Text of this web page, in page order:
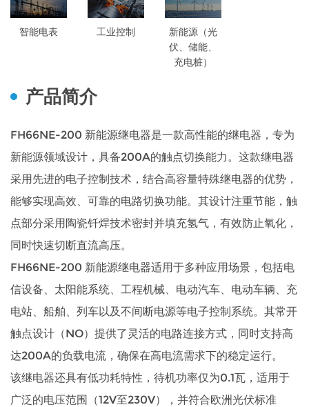
智能电表 工业控制
新能源（光
伏、储能、
充电桩）
产品简介
FH66NE-200 新能源继电器是一款高性能的继电器，专为
新能源领域设计，具备200A的触点切换能力。这款继电器
采用先进的电子控制技术，结合高容量特殊继电器的优势，
能够实现高效、可靠的电路切换功能。其设计注重节能，触
点部分采用陶瓷钎焊技术密封并填充氢气，有效防止氧化，
同时快速切断直流高压。
FH66NE-200 新能源继电器适用于多种应用场景，包括电
信设备、太阳能系统、工程机械、电动汽车、电动车辆、充
电站、船舶、列车以及不间断电源等电子控制系统。其常开
触点设计（NO）提供了灵活的电路连接方式，同时支持高
达200A的负载电流，确保在高电流需求下的稳定运行。
该继电器还具有低功耗特性，待机功率仅为0.1瓦，适用于
广泛的电压范围（12V至230V），并符合欧洲光伏标准